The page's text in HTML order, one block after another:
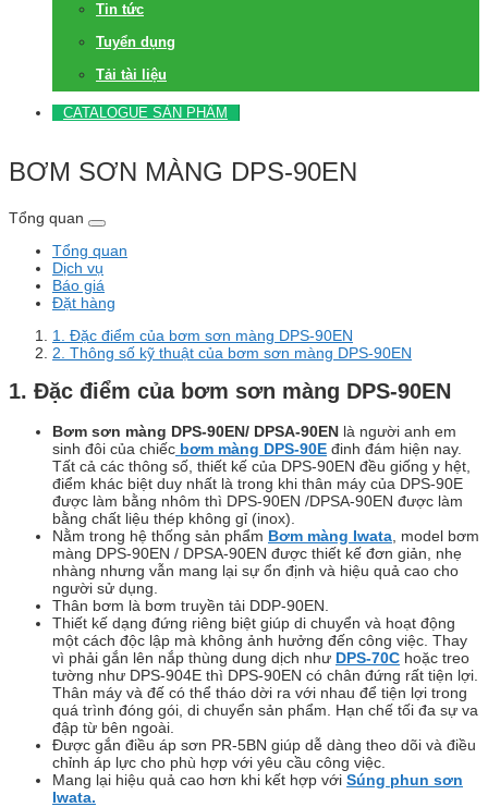
Tin tức
Tuyển dụng
Tải tài liệu
CATALOGUE SẢN PHẨM
BƠM SƠN MÀNG DPS-90EN
Tổng quan
Tổng quan
Dịch vụ
Báo giá
Đặt hàng
1. Đặc điểm của bơm sơn màng DPS-90EN
2. Thông số kỹ thuật của bơm sơn màng DPS-90EN
1. Đặc điểm của bơm sơn màng DPS-90EN
Bơm sơn màng DPS-90EN/ DPSA-90EN là người anh em
sinh đôi của chiếc bơm màng DPS-90E đinh đám hiện nay.
Tất cả các thông số, thiết kế của DPS-90EN đều giống y hệt,
điểm khác biệt duy nhất là trong khi thân máy của DPS-90E
được làm bằng nhôm thì DPS-90EN /DPSA-90EN được làm
bằng chất liệu thép không gỉ (inox).
Nằm trong hệ thống sản phẩm Bơm màng Iwata , model bơm
màng DPS-90EN / DPSA-90EN được thiết kế đơn giản, nhẹ
nhàng nhưng vẫn mang lại sự ổn định và hiệu quả cao cho
người sử dụng.
Thân bơm là bơm truyền tải DDP-90EN.
Thiết kế dạng đứng riêng biệt giúp di chuyển và hoạt động
một cách độc lập mà không ảnh hưởng đến công việc. Thay
vì phải gắn lên nắp thùng dung dịch như DPS-70C hoặc treo
tường như DPS-904E thì DPS-90EN có chân đứng rất tiện lợi.
Thân máy và đế có thể tháo dời ra với nhau để tiện lợi trong
quá trình đóng gói, di chuyển sản phẩm. Hạn chế tối đa sự va
đập từ bên ngoài.
Được gắn điều áp sơn PR-5BN giúp dễ dàng theo dõi và điều
chỉnh áp lực cho phù hợp với yêu cầu công việc.
Mang lại hiệu quả cao hơn khi kết hợp với Súng phun sơn
Iwata.